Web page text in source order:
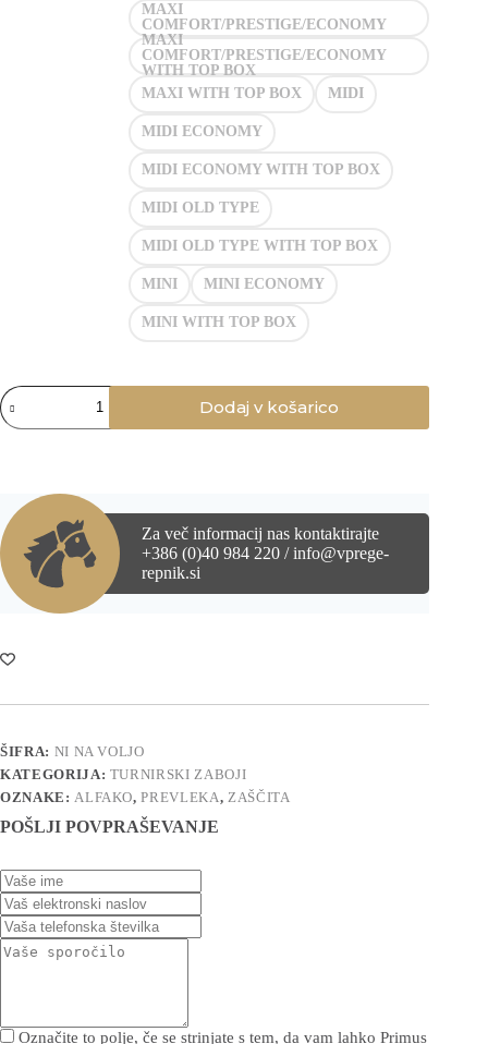
MAXI
COMFORT/PRESTIGE/ECONOMY
MAXI
COMFORT/PRESTIGE/ECONOMY
WITH TOP BOX
MAXI WITH TOP BOX
MIDI
MIDI ECONOMY
MIDI ECONOMY WITH TOP BOX
MIDI OLD TYPE
MIDI OLD TYPE WITH TOP BOX
MINI MINI ECONOMY
MINI WITH TOP BOX
Zaščitna
prevleka
za
Dodaj v košarico
Za več informacij nas kontaktirajte
+386 (0)40 984 220 / info@vprege-
repnik.si
ŠIFRA: NI NA VOLJO
KATEGORIJA: TURNIRSKI ZABOJI
OZNAKE: ALFAKO,PREVLEKA, ZAŠČITA
POŠLJI POVPRAŠEVANJE
Označite to polje, če se strinjate s tem, da vam lahko Primus